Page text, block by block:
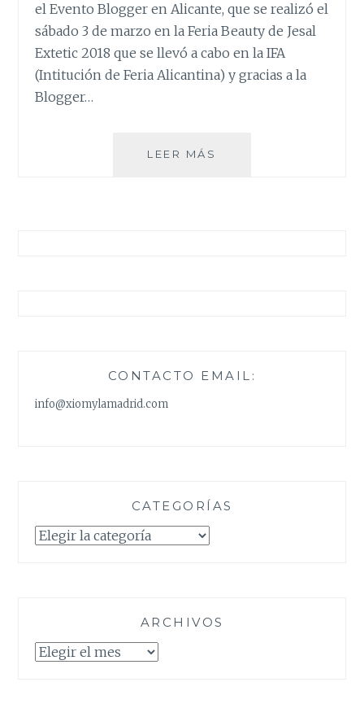
el Evento Blogger en Alicante, que se realizó el
sábado 3 de marzo en la Feria Beauty de Jesal
Extetic 2018 que se llevó a cabo en la IFA
(Intitución de Feria Alicantina) y gracias a la
Blogger…
LEER MÁS
CONTACTO EMAIL:
info@xiomylamadrid.com
CATEGORÍAS
Categorías
ARCHIVOS
Archivos